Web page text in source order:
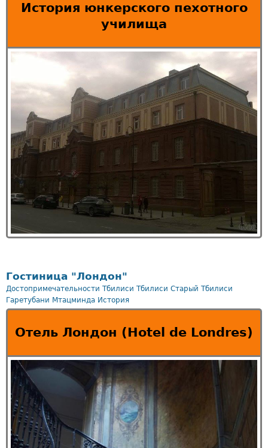
История юнкерского пехотного
училища
Гостиница "Лондон"
Достопримечательности Тбилиси Тбилиси Старый Тбилиси
Гаретубани Мтацминда История
Отель Лондон (Hotel de Londres)